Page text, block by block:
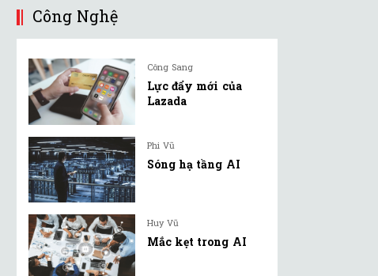
Công Nghệ
Công Sang
Lực đẩy mới của
Lazada
Phi Vũ
Sóng hạ tầng AI
Huy Vũ
Mắc kẹt trong AI